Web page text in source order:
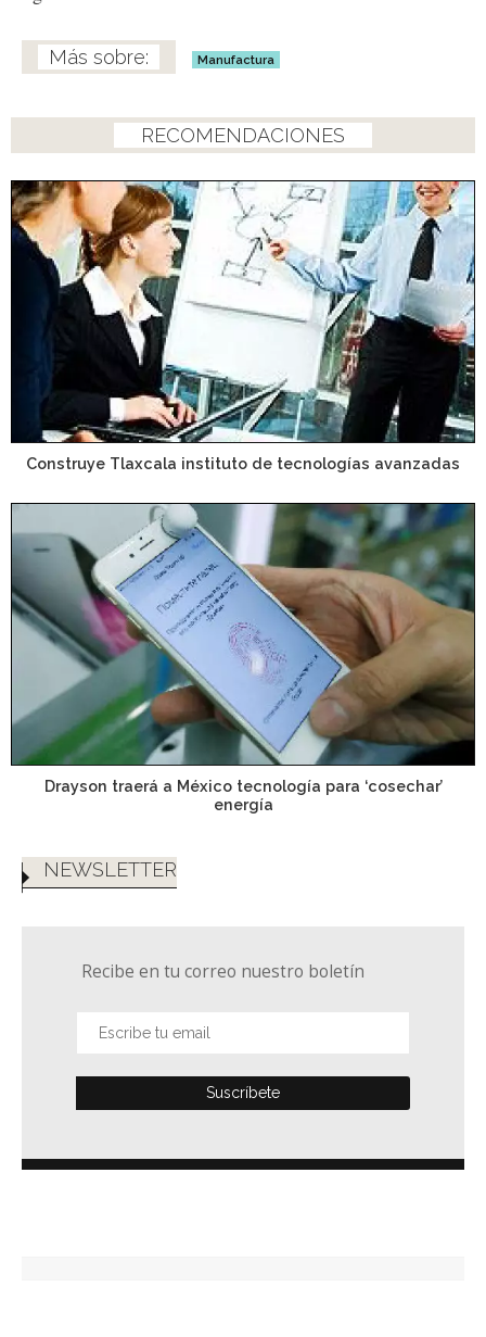
Manufactura
RECOMENDACIONES
Construye Tlaxcala instituto de tecnologías avanzadas
Drayson traerá a México tecnología para ‘cosechar’
energía
NEWSLETTER
Recibe en tu correo nuestro boletín